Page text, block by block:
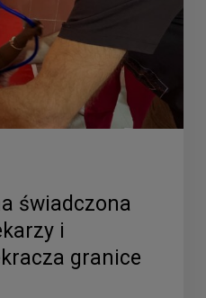
świadczona
i
granice